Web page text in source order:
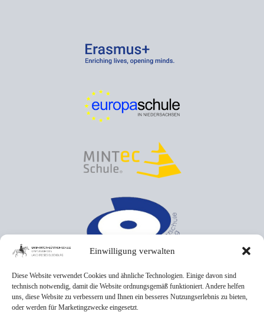
Einwilligung verwalten
Diese Website verwendet Cookies und ähnliche Technologien. Einige davon sind
technisch notwendig, damit die Website ordnungsgemäß funktioniert. Andere helfen
uns, diese Website zu verbessern und Ihnen ein besseres Nutzungserlebnis zu bieten,
oder werden für Marketingzwecke eingesetzt.